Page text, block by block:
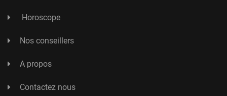
Horoscope
Nos conseillers
A propos
Contactez nous